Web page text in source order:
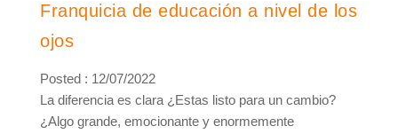
Franquicia de educación a nivel de los
ojos
Posted : 12/07/2022
La diferencia es clara ¿Estas listo para un cambio?
¿Algo grande, emocionante y enormemente